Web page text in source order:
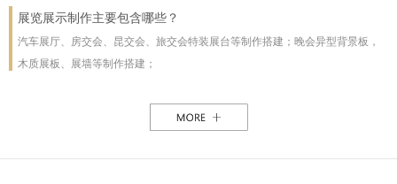
展览展示制作主要包含哪些？
汽车展厅、房交会、昆交会、旅交会特装展台等制作搭建；晚会异型背景板，
木质展板、展墙等制作搭建；